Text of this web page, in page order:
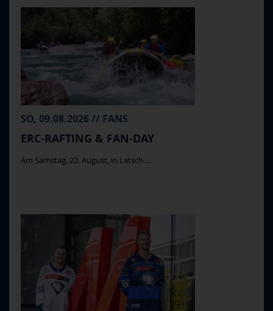
SO, 09.08.2026 // FANS
ERC-RAFTING & FAN-DAY
Am Samstag, 22. August, in Latsch ...